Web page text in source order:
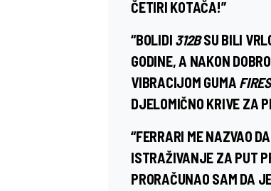
ČETIRI KOTAČA!”
“BOLIDI 312BSU BILI
GODINE, A NAKON
VIBRACIJOM GUMA
DJELOMIČNO KRIVE ZA
“FERRARI ME NAZVAO
ISTRAŽIVANJE ZA PUT
PRORAČUNAO SAM DA